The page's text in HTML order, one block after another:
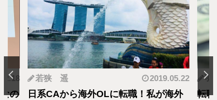
の
若狭 遥 2019.05.22
日系CAから海外OLに転職！私が海外
羽
転